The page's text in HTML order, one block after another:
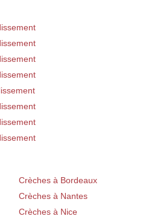
Crèches à Bordeaux
Crèches à Nantes
Crèches à Nice